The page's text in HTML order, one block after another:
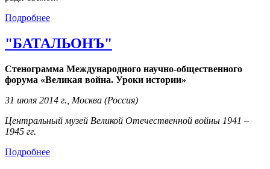
Подробнее
"БАТАЛЬОНЪ"
Стенограмма Международного научно-общественного
форума «Великая война. Уроки истории»
31 июля 2014 г., Москва (Россия)
Центральный музей Великой Отечественной войны 1941 –
1945 гг.
Подробнее